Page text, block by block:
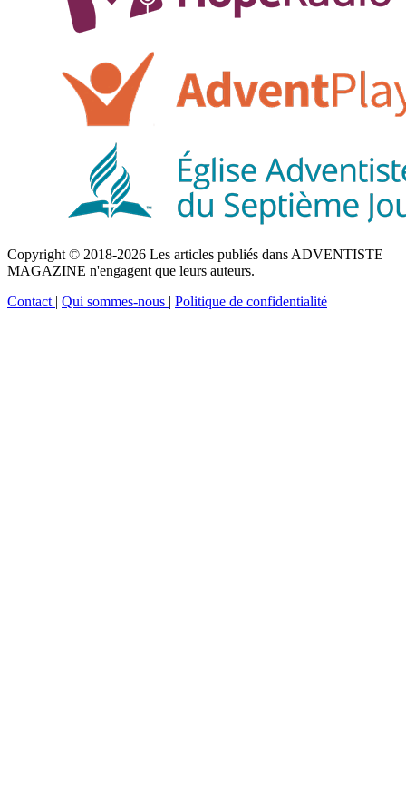
Copyright © 2018-2026 Les articles publiés dans ADVENTISTE
MAGAZINE n'engagent que leurs auteurs.
Contact | Qui sommes-nous | Politique de confidentialité